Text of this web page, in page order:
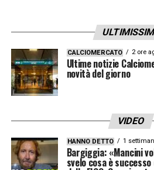
famiglia Russo. Addio
sempre nel cuore».
LA PLAYLIST DELLE
CALCIOMERCATO 2 ore
Ultime notizie
novità del giorno
VIDEO
HANNO DETTO 1
Bargiggia: «Mancini
svelo cosa è